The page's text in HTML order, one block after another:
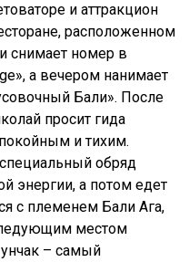
и аттракцион
расположенном
снимает номер в
а вечером нанимает
Бали». После
просит гида
и тихим.
обряд
энергии, а потом едет
с племенем Бали Ага,
местом
– самый